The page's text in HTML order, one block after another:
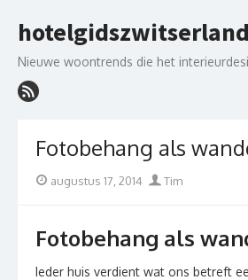
to
Nieuwe woontrends die het
Fotobehang als
Postedaugustus 17, 2014 Author
Tim
Fotobehang als
Ieder huis verdient wat ons betreft